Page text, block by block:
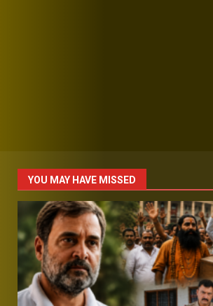
YOU MAY HAVE MISSED